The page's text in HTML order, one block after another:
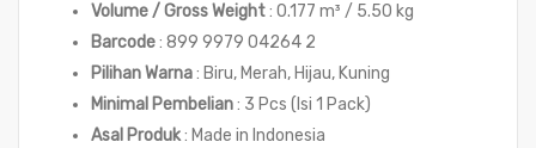
Volume / Gross Weight: 0.177 m³ / 5.50 kg
Barcode: 899 9979 04264 2
Pilihan Warna: Biru, Merah, Hijau, Kuning
Minimal Pembelian: 3 Pcs (Isi 1 Pack)
Asal Produk: Made in Indonesia